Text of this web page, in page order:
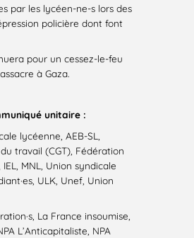
par les lycéen-ne-s lors des
policière dont font
pour un cessez-le-feu
à Gaza.
unitaire :
lycéenne, AEB-SL,
travail (CGT), Fédération
MNL, Union syndicale
ULK, Unef, Union
La France insoumise,
L’Anticapitaliste, NPA